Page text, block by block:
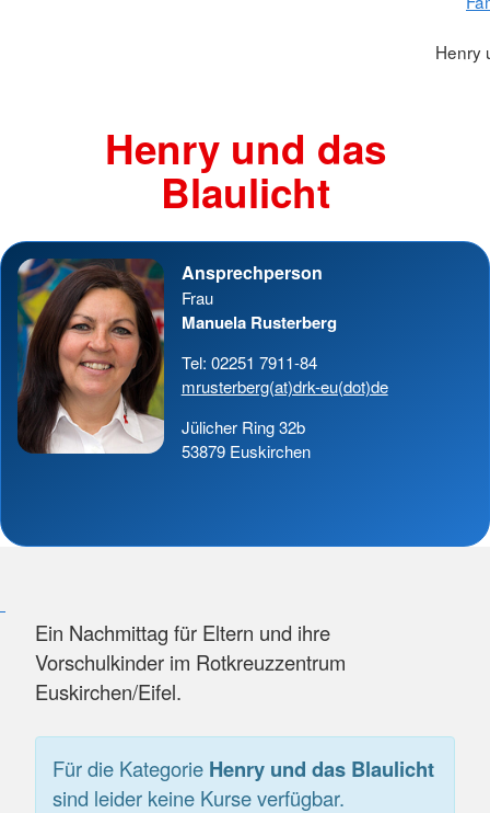
Henry
Henry und das
Blaulicht
Ansprechperson
Frau
Manuela Rusterberg
Tel: 02251 7911-84
mrusterberg(at)drk-eu(dot)de
Jülicher Ring 32b
53879 Euskirchen
Ein Nachmittag für Eltern und ihre
Vorschulkinder im Rotkreuzzentrum
Euskirchen/Eifel.
Für die Kategorie Henry und das Blaulicht
sind leider keine Kurse verfügbar.